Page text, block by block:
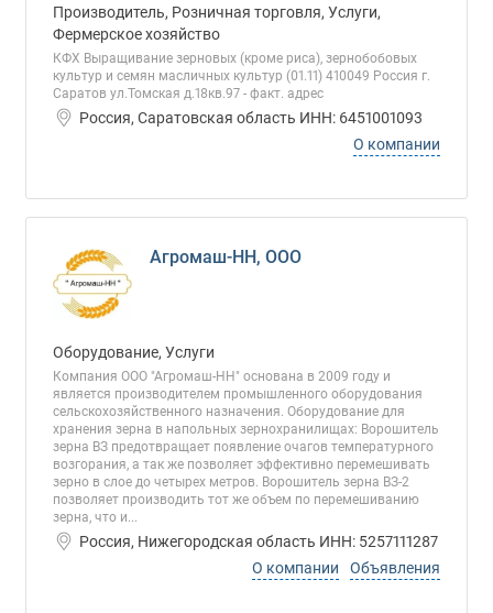
Производитель, Розничная торговля, Услуги,
Фермерское хозяйство
КФХ Выращивание зерновых (кроме риса), зернобобовых
культур и семян масличных культур (01.11) 410049 Россия г.
Саратов ул.Томская д.18кв.97 - факт. адрес
Россия, Саратовская область ИНН: 6451001093
О компании
Агромаш-НН, ООО
Оборудование, Услуги
Компания ООО "Агромаш-НН" основана в 2009 году и
является производителем промышленного оборудования
сельскохозяйственного назначения. Оборудование для
хранения зерна в напольных зернохранилищах: Ворошитель
зерна ВЗ предотвращает появление очагов температурного
возгорания, а так же позволяет эффективно перемешивать
зерно в слое до четырех метров. Ворошитель зерна ВЗ-2
позволяет производить тот же объем по перемешиванию
зерна, что и...
Россия, Нижегородская область ИНН: 5257111287
О компании
Объявления